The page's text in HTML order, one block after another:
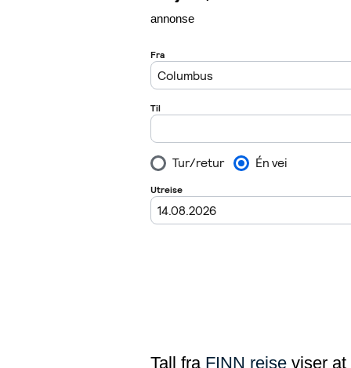
annonse
Tall fra FINN reise viser at